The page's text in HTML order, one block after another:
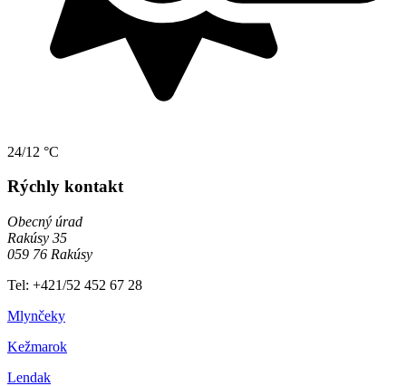
24/12 °C
Rýchly kontakt
Obecný úrad
Rakúsy 35
059 76 Rakúsy
Tel: +421/52 452 67 28
Mlynčeky
Kežmarok
Lendak